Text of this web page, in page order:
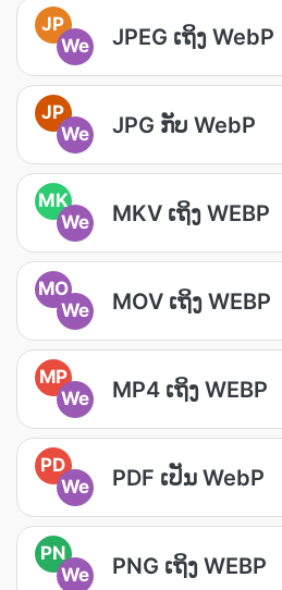
JP
We
JPEG ເຖິງ WebP
JP
We
JPG ກັບ WebP
MK
We
MKV ເຖິງ WEBP
MO
We
MOV ເຖິງ WEBP
MP
We
MP4 ເຖິງ WEBP
PD
We
PDF ເປັນ WebP
PN
We
PNG ເຖິງ WEBP